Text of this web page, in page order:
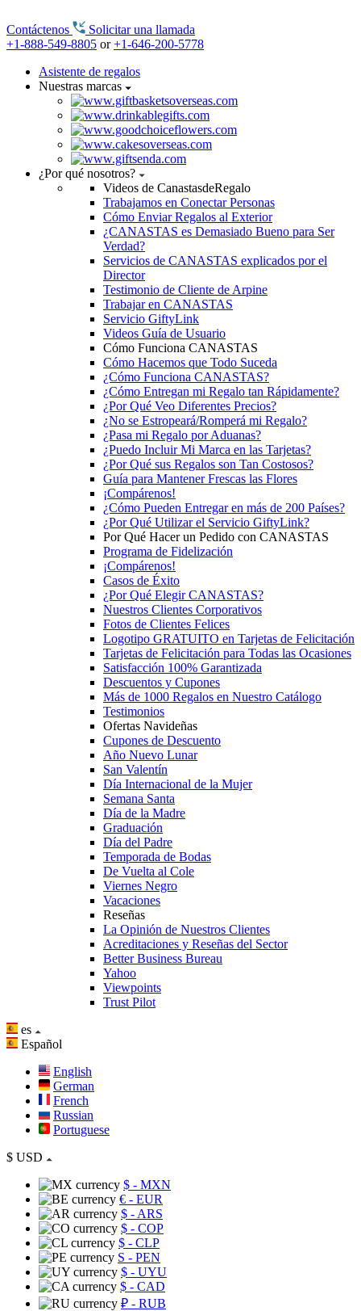
Contáctenos
Solicitar una llamada
+1-888-549-8805 or+1-646-200-5778
Asistente de regalos
Nuestras marcas
¿Por qué nosotros?
Videos de CanastasdeRegalo
Trabajamos en Conectar Personas
Cómo Enviar Regalos al Exterior
¿CANASTAS es Demasiado Bueno para Ser
Verdad?
Servicios de CANASTAS explicados por el
Director
Testimonio de Cliente de Arpine
Trabajar en CANASTAS
Servicio GiftyLink
Videos Guía de Usuario
Cómo Funciona CANASTAS
Cómo Hacemos que Todo Suceda
¿Cómo Funciona CANASTAS?
¿Cómo Entregan mi Regalo tan Rápidamente?
¿Por Qué Veo Diferentes Precios?
¿No se Estropeará/Romperá mi Regalo?
¿Pasa mi Regalo por Aduanas?
¿Puedo Incluir Mi Marca en las Tarjetas?
¿Por Qué sus Regalos son Tan Costosos?
Guía para Mantener Frescas las Flores
¡Compárenos!
¿Cómo Pueden Entregar en más de 200 Países?
¿Por Qué Utilizar el Servicio GiftyLink?
Por Qué Hacer un Pedido con CANASTAS
Programa de Fidelización
¡Compárenos!
Casos de Éxito
¿Por Qué Elegir CANASTAS?
Nuestros Clientes Corporativos
Fotos de Clientes Felices
Logotipo GRATUITO en Tarjetas de Felicitación
Tarjetas de Felicitación para Todas las Ocasiones
Satisfacción 100% Garantizada
Descuentos y Cupones
Más de 1000 Regalos en Nuestro Catálogo
Testimonios
Ofertas Navideñas
Cupones de Descuento
Año Nuevo Lunar
San Valentín
Día Internacional de la Mujer
Semana Santa
Día de la Madre
Graduación
Día del Padre
Temporada de Bodas
De Vuelta al Cole
Viernes Negro
Vacaciones
Reseñas
La Opinión de Nuestros Clientes
Acreditaciones y Reseñas del Sector
Better Business Bureau
Yahoo
Viewpoints
Trust Pilot
es
Español
English
German
French
Russian
Portuguese
$ USD
$ - MXN
€ - EUR
$ - ARS
$ - COP
$ - CLP
S - PEN
$ - UYU
$ - CAD
₽ - RUB